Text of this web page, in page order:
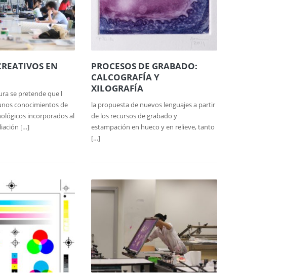
EN
se pretende que l
conocimientos de
incorporados al
[…]
PROCESOS DE GRABADO:
CALCOGRAFÍA Y
XILOGRAFÍA
la propuesta de nuevos lenguajes a partir
de los recursos de grabado y
estampación en hueco y en relieve, tanto
[…]